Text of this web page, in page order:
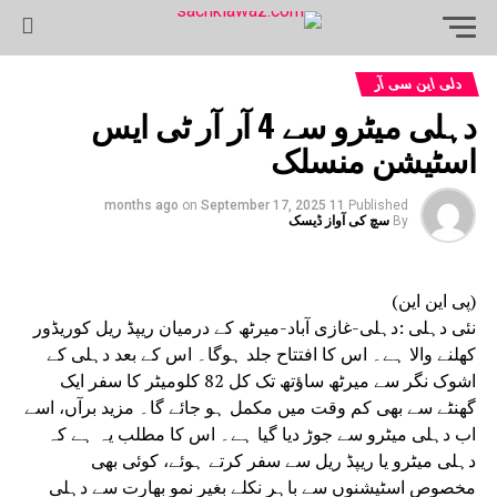
دلی این سی آر
دہلی میٹرو سے 4 آر آر ٹی ایس
اسٹیشن منسلک
Published
11 months ago
on September 17, 2025
By سچ کی آواز ڈیسک
(پی این این)
نئی دہلی :دہلی-غازی آباد-میرٹھ کے درمیان ریپڈ ریل کوریڈور
کھلنے والا ہے۔ اس کا افتتاح جلد ہوگا۔ اس کے بعد دہلی کے
اشوک نگر سے میرٹھ ساؤتھ تک کل 82 کلومیٹر کا سفر ایک
گھنٹے سے بھی کم وقت میں مکمل ہو جائے گا۔ مزید برآں، اسے
اب دہلی میٹرو سے جوڑ دیا گیا ہے۔ اس کا مطلب یہ ہے کہ
دہلی میٹرو یا ریپڈ ریل سے سفر کرتے ہوئے، کوئی بھی
مخصوص اسٹیشنوں سے باہر نکلے بغیر نمو بھارت سے دہلی